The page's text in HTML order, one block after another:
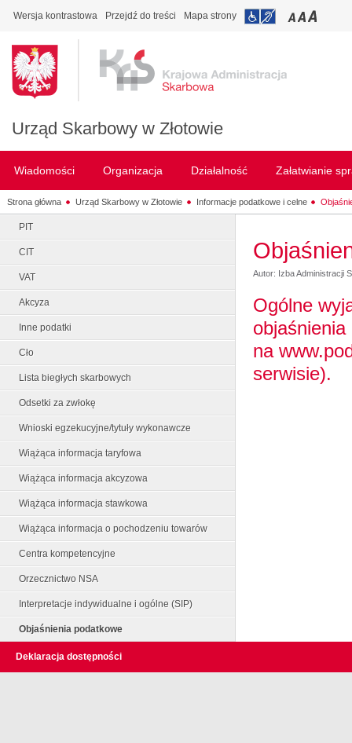
Wersja kontrastowa Przejdź do treści Mapa strony
Urząd Skarbowy w Złotowie
Wiadomości Organizacja Działalność Załatwianie
Strona główna Urząd Skarbowy w Złotowie Informacje podatkowe i celne
PIT
CIT
VAT
Akcyza
Inne podatki
Cło
Lista biegłych skarbowych
Odsetki za zwłokę
Wnioski egzekucyjne/tytuły wykonawcze
Wiążąca informacja taryfowa
Wiążąca informacja akcyzowa
Wiążąca informacja stawkowa
Wiążąca informacja o pochodzeniu towarów
Centra kompetencyjne
Orzecznictwo NSA
Interpretacje indywidualne i ogólne (SIP)
Objaśnienia podatkowe
Autor: Izba Administracji
Ogólne
na
serwisie).
Deklaracja dostępności